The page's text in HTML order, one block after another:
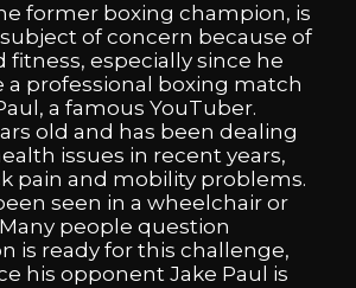
former boxing champion, is
subject ofconcern because of
fitness, especially since he
a professional boxing match
a famous YouTuber.
old and has been dealing
issues in recent years,
pain and mobility problems.
seen in a wheelchair or
Many people question
is ready for this challenge,
his opponent Jake Paul is